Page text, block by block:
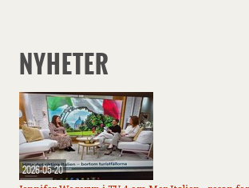
NYHETER
2026-05-20